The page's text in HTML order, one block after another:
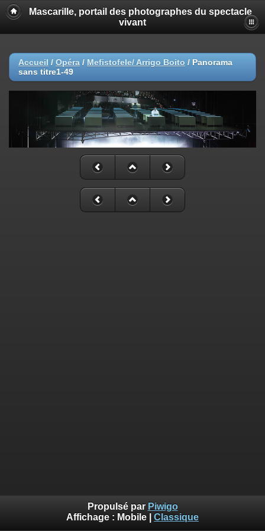
Mascarille, portail des photographes du spectacle
vivant
Accueil / Opéra / Mefistofele/ Arrigo Boito / Panorama
sans titre1-49
Propulsé par Piwigo
Affichage : Mobile Classique